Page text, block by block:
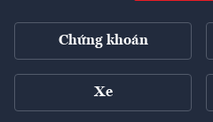
Chứng khoán
Xe